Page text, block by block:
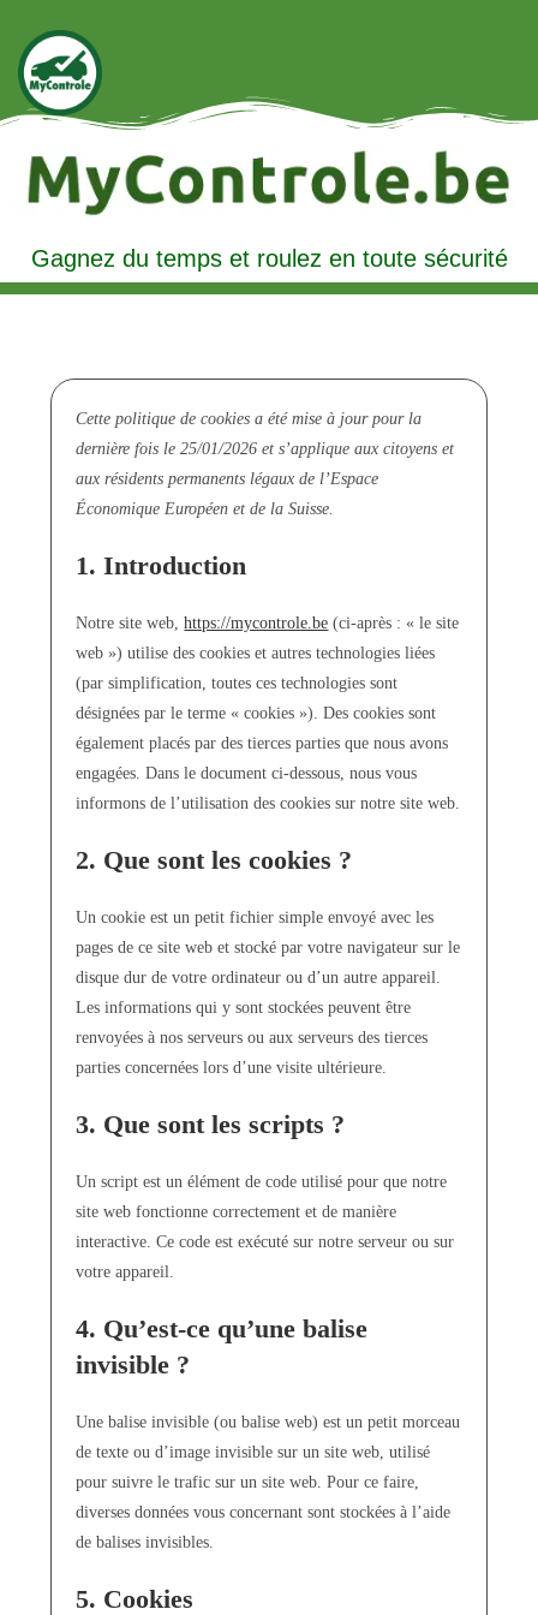
Gagnez du temps et roulez en toute sécurité
Cette politique de cookies a été mise à jour pour la
dernière fois le 25/01/2026 et s’applique aux citoyens et
aux résidents permanents légaux de l’Espace
Économique Européen et de la Suisse.
1. Introduction
Notre site web,https://mycontrole.be (ci-après : « le site
web ») utilise des cookies et autres technologies liées
(par simplification, toutes ces technologies sont
désignées par le terme « cookies »). Des cookies sont
également placés par des tierces parties que nous avons
engagées. Dans le document ci-dessous, nous vous
informons de l’utilisation des cookies sur notre site web.
2. Que sont les cookies ?
Un cookie est un petit fichier simple envoyé avec les
pages de ce site web et stocké par votre navigateur sur le
disque dur de votre ordinateur ou d’un autre appareil.
Les informations qui y sont stockées peuvent être
renvoyées à nos serveurs ou aux serveurs des tierces
parties concernées lors d’une visite ultérieure.
3. Que sont les scripts ?
Un script est un élément de code utilisé pour que notre
site web fonctionne correctement et de manière
interactive. Ce code est exécuté sur notre serveur ou sur
votre appareil.
4. Qu’est-ce qu’une balise
invisible ?
Une balise invisible (ou balise web) est un petit morceau
de texte ou d’image invisible sur un site web, utilisé
pour suivre le trafic sur un site web. Pour ce faire,
diverses données vous concernant sont stockées à l’aide
de balises invisibles.
5. Cookies